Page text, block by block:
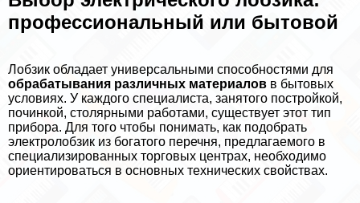
профессиональный или бытовой
Лобзик обладает универсальными способностями для
обpaбатывания различных материалов в бытовых
условиях. У каждого специалиста, занятого постройкой,
починкой, столярными работами, существует этот тип
прибора. Для того чтобы понимать, как подобрать
электролобзик из богатого перечня, предлагаемого в
специализированных торговых центрах, необходимо
ориентироваться в основных технических свойствах.